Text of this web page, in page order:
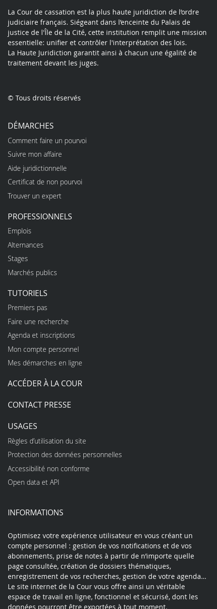
La Cour de cassation est la plus haute juridiction de l’ordre
judiciaire français. Siégeant dans l’enceinte du Palais de
justice de l'Île de la Cité, cette institution remplit une mission
essentielle: unifier et contrôler l'interprétation des lois.
La Haute Juridiction garantit ainsi à chacun une égalité de
traitement devant les juges.
© Tous droits réservés
DÉMARCHES
Comment faire un pourvoi
Suivre mon affaire
Aide juridictionnelle
Certificat de non pourvoi
Trouver un expert
PROFESSIONNELS
Emplois
Alternances
Stages
Marchés publics
TUTORIELS
Premiers pas
Faire une recherche
Agenda et inscriptions
Mon compte personnel
Mes démarches en ligne
ACCÉDER À LA COUR
CONTACT PRESSE
USAGES
Règles d’utilisation du site
Protection des données personnelles
Accessibilité non conforme
Open data et API
INFORMATIONS
Optimisez votre expérience utilisateur en vous créant un
compte personnel : gestion de vos notifications et de vos
abonnements, prise de notes à partir de n’importe quelle
page consultée, création de dossiers thématiques,
enregistrement de vos recherches, gestion de votre agenda…
Le site internet de la Cour vous offre ainsi un véritable
espace de travail en ligne, fonctionnel et sécurisé, dont les
données pourront être exportées à tout moment.